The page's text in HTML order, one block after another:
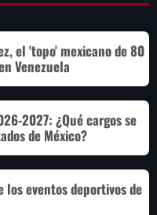
el 'topo' mexicano de 80
Venezuela
2027: ¿Qué cargos se
de México?
los eventos deportivos de